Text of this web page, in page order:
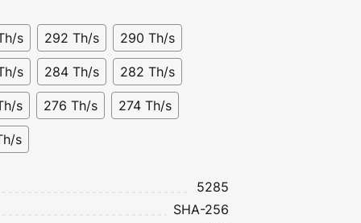
s 292 Th/s 290 Th/s
s 284 Th/s 282 Th/s
s 276 Th/s 274 Th/s
s
5285
SHA-256